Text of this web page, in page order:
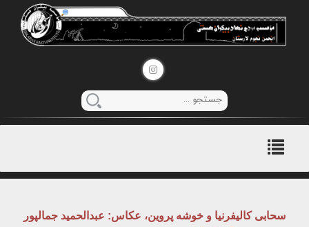
منوی
اصلی
سحابی کالیفرنیا و خوشه پروین، عکاس: عبدالحمید جمالپور